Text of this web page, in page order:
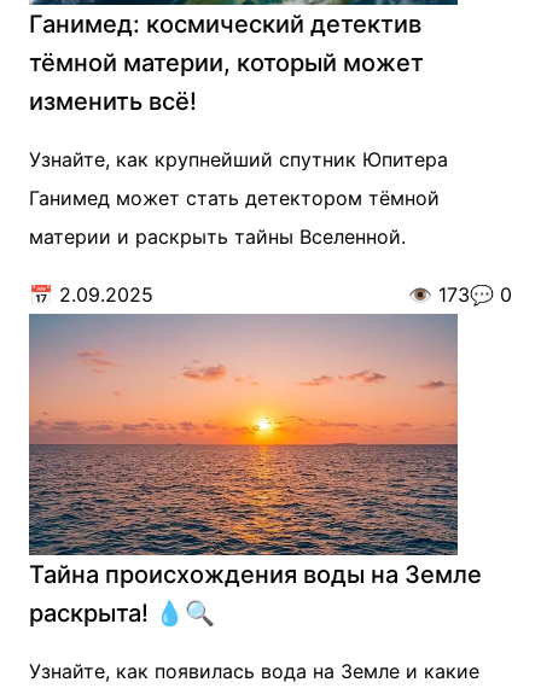
Ганимед: космический детектив
тёмной материи, который может
изменить всё!
Узнайте, как крупнейший спутник Юпитера
Ганимед может стать детектором тёмной
материи и раскрыть тайны Вселенной.
📅 2.09.2025 👁️ 173💬 0
Тайна происхождения воды на Земле
раскрыта! 💧🔍
Узнайте, как появилась вода на Земле и какие